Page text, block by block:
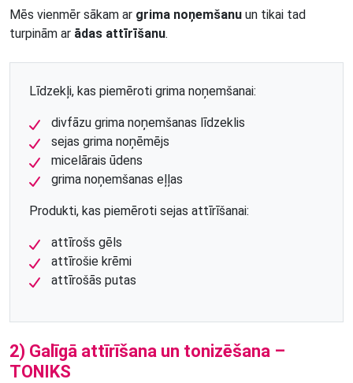
Mēs vienmēr sākam ar grima noņemšanu un tikai tad
turpinām ar ādas attīrīšanu.
Līdzekļi, kas piemēroti grima noņemšanai:
divfāzu grima noņemšanas līdzeklis
sejas grima noņēmējs
micelārais ūdens
grima noņemšanas eļļas
Produkti, kas piemēroti sejas attīrīšanai:
attīrošs gēls
attīrošie krēmi
attīrošās putas
2) Galīgā attīrīšana un tonizēšana –
TONIKS